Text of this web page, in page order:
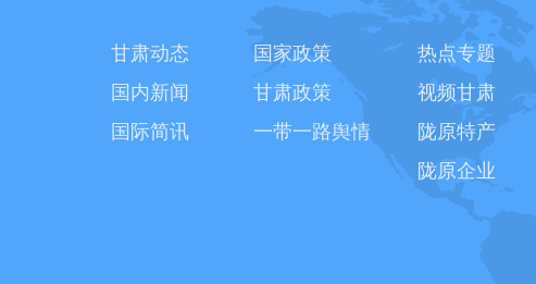
甘肃动态
国内新闻
国际简讯
国家政策
甘肃政策
一带一路舆情
热点专题
视频甘肃
陇原特产
陇原企业